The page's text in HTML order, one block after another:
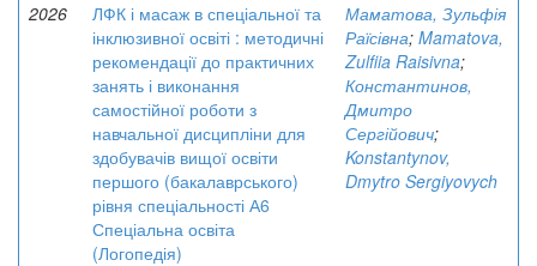
2026
ЛФК і масаж в спеціальної та
інклюзивної освіті : методичні
рекомендації до практичних
занять і виконання
самостійної роботи з
навчальної дисципліни для
здобувачів вищої освіти
першого (бакалаврського)
рівня спеціальності А6
Спеціальна освіта
(Логопедія)
Маматова, Зульфія
Раїсівна; Mamatova,
Zulfiia Raisivna;
Константинов,
Дмитро
Сергійович;
Konstantynov,
Dmytro Sergiyovych